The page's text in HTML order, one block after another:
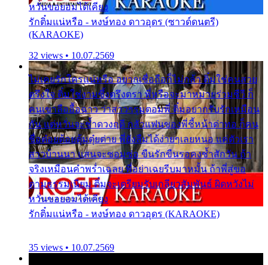
หวั่นขอยอมได้เคียง
รักติ๋มแน่หรือ - หงษ์ทอง ดาวอุดร (ซาวด์ดนตรี)
(KARAOKE)
32 views • 10.07.2569
ไม่เคยรักใครแน่หรือ อยากเชื่อถือก็ไม่กล้า ติ๋มใช่คนสวย
ตรึงใจ ติ๋มใช่งามซึ้งตรึงตรา พี่หรือจะมาหมายร่วมชีวี ก็
คนเขาลืออื้อฉาว ว่าสาวๆรุมตอมพี่ ติ๋มอยากรับรักเหมือน
กัน แต่หวั่นจะช้ำดวงฤดี กลัวแฟนของพี่ชี้หน้าด่าทอ ก็คน
ชื่อต๋อยต้อยตุ้มตุ๋ยต่าย พี่ยังลืมได้ง่ายๆเลยหนอ แค่ตัวเรา
สาวบ้านนา แสนจะซอมซ่อ ขืนรักขืนรอคงช้ำสักวัน ถ้า
จริงเหมือนคำพร่ำเฉลย พี่อย่าเฉยรีบมาหมั้น ถ้าพี่สู่ขอ
ตามธรรมเนียม ติ๋มจะเตรียมรับเกลียวสัมพันธ์ ผิดหวังไม่
หวั่นขอยอมได้เคียง
รักติ๋มแน่หรือ - หงษ์ทอง ดาวอุดร (KARAOKE)
35 views • 10.07.2569